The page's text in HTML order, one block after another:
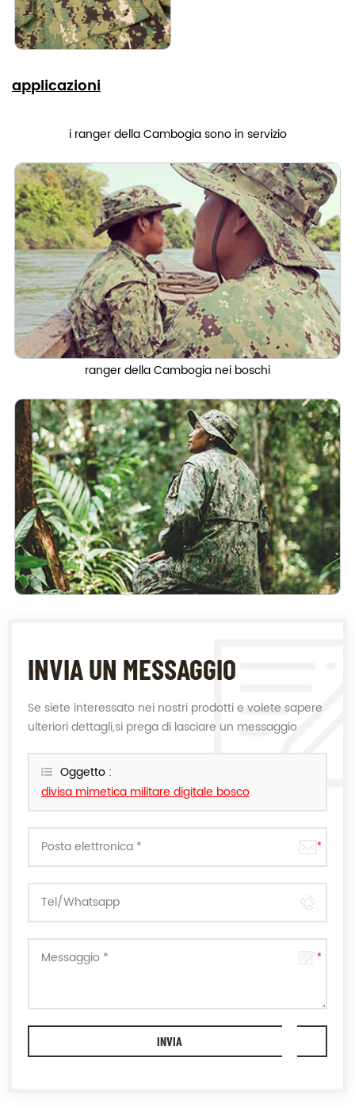
applicazioni
i ranger della Cambogia sono in servizio
ranger della Cambogia nei boschi
INVIA UN MESSAGGIO
Se siete interessato nei nostri prodotti e volete sapere
ulteriori dettagli,si prega di lasciare un messaggio
Oggetto :
divisa mimetica militare digitale bosco